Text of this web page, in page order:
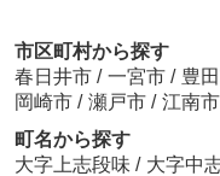
市区町村から探す
春日井市 / 一宮市 / 豊
岡崎市 / 瀬戸市 / 江南市
町名から探す
大字上志段味 / 大字中